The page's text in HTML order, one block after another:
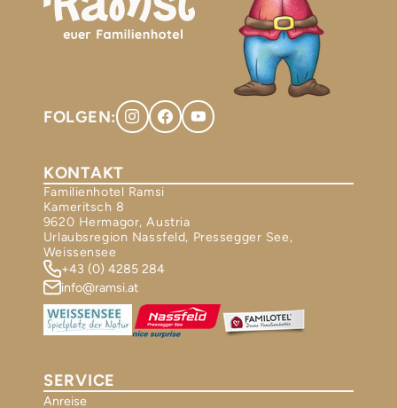
FOLGEN:
KONTAKT
Familienhotel Ramsi
Kameritsch 8
9620 Hermagor, Austria
Urlaubsregion Nassfeld, Pressegger See,
Weissensee
+43 (0) 4285 284
info@ramsi.at
SERVICE
Anreise